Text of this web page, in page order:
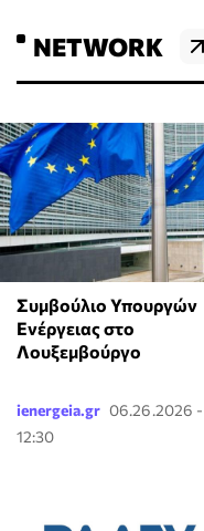
NETWORK
Συμβούλιο Υπουργών
Ενέργειας στο
Λουξεμβούργο
ienergeia.gr 06.26.2026 -
12:30